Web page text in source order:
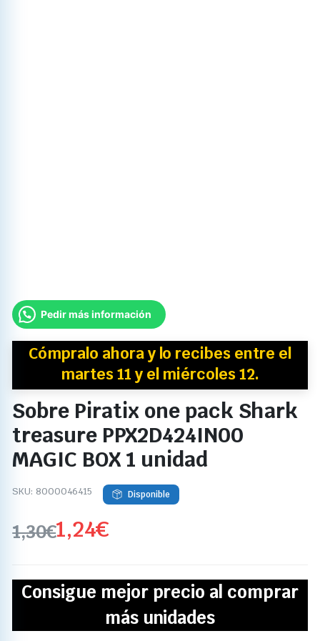
Pedir más información
Cómpralo ahora y lo recibes entre el
martes 11 y el miércoles 12.
Sobre Piratix one pack Shark
treasure PPX2D424IN00
MAGIC BOX 1 unidad
SKU: 8000046415 Disponible
1,30€1,24€
Consigue mejor precio al comprar
más unidades